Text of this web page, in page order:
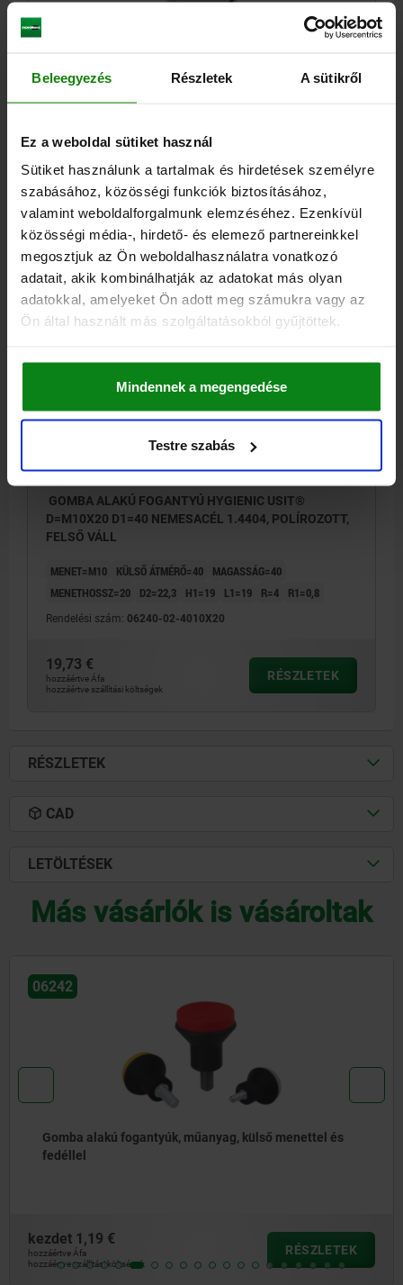
Beleegyezés Részletek A sütikről
Ez a weboldal sütiket használ
Sütiket használunk a tartalmak és hirdetések személyre
szabásához, közösségi funkciók biztosításához,
valamint weboldalforgalmunk elemzéséhez. Ezenkívül
közösségi média-, hirdető- és elemező partnereinkkel
megosztjuk az Ön weboldalhasználatra vonatkozó
adatait, akik kombinálhatják az adatokat más olyan
adatokkal, amelyeket Ön adott meg számukra vagy az
Ön által használt más szolgáltatásokból gyűjtöttek.
Mindennek a megengedése
Testre szabás
GOMBA ALAKÚ FOGANTYÚ HYGIENIC USIT®
FELSŐ VÁLL
MENET=M8 KÜLSŐ ÁTMÉRŐ=33 MAGASSÁG=33
MENETHOSSZ=16 D2=18 H1=15 L1=15 R=4 R1=0,7
06240-02-3308X16
18,49 €
hozzáértve Áfa
hozzáértve szállítási költségek
RÉSZLETEK
GOMBA ALAKÚ FOGANTYÚ HYGIENIC USIT®
D=M10X20 D1=40 NEMESACÉL 1.4404, POLÍROZOTT,
FELSŐ VÁLL
MENET=M10 KÜLSŐ ÁTMÉRŐ=40
MAGASSÁG=40
MENETHOSSZ=20
D2=22,3 H1=19 L1=19 R=4 R1=0,8
Rendelési szám: 06240-02-4010X20
19,73 €
hozzáértve Áfa
hozzáértve szállítási költségek
RÉSZLETEK
RÉSZLETEK
CAD
LETÖLTÉSEK
Más vásárlók is vásároltak
06242
Gomba alakú fogantyúk, műanyag, külső menettel és
fedéllel
kezdet 1,19 €
hozzáértve Áfa
hozzáértve szállítási költségek
RÉSZLETEK